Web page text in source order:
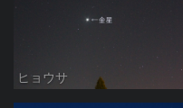
ヒョウサ